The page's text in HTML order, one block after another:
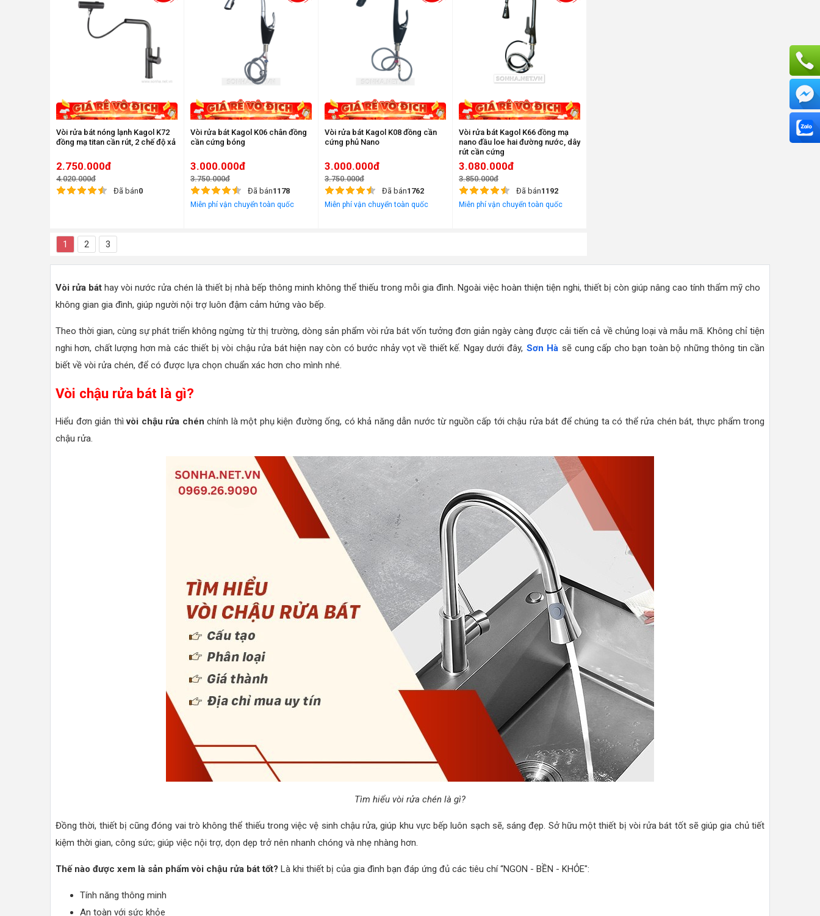
Vòi rửa bát nóng lạnh Kagol K72
đồng mạ titan cần rút, 2 chế độ xả
2.750.000đ
4.020.000đ
Đã bán0
Vòi rửa bát Kagol K06 chân đồng
cần cứng bóng
3.000.000đ
3.750.000đ
Đã bán1178
Miễn phí vận chuyển toàn quốc
Vòi rửa bát Kagol K08 đồng cần
cứng phủ Nano
3.000.000đ
3.750.000đ
Đã bán1762
Miễn phí vận chuyển toàn quốc
Vòi rửa bát Kagol K66 đồng mạ
nano đầu loe hai đường nước, dây
rút cần cứng
3.080.000đ
3.850.000đ
Đã bán1192
Miễn phí vận chuyển toàn quốc
1 2 3
Vòi rửa bát hay vòi nước rửa chén là thiết bị nhà bếp thông minh không thể thiếu trong mỗi gia đình. Ngoài việc hoàn thiện tiện nghi, thiết bị còn giúp nâng cao tính thẩm mỹ cho
không gian gia đình, giúp người nội trợ luôn đậm cảm hứng vào bếp.
Theo thời gian, cùng sự phát triển không ngừng từ thị trường, dòng sản phẩm vòi rửa bát vốn tưởng đơn giản ngày càng được cải tiến cả về chủng loại và mẫu mã. Không chỉ tiện
nghi hơn, chất lượng hơn mà các thiết bị vòi chậu rửa bát hiện nay còn có bước nhảy vọt về thiết kế. Ngay dưới đây, Sơn Hà sẽ cung cấp cho bạn toàn bộ những thông tin cần
biết về vòi rửa chén, để có được lựa chọn chuẩn xác hơn cho mình nhé.
Vòi chậu rửa bát là gì?
Hiểu đơn giản thìvòi chậu rửa chén chính là một phụ kiện đường ống, có khả năng dẫn nước từ nguồn cấp tới chậu rửa bát để chúng ta có thể rửa chén bát, thực phẩm trong
chậu rửa.
Tìm hiểu vòi rửa chén là gì?
Đồng thời, thiết bị cũng đóng vai trò không thể thiếu trong việc vệ sinh chậu rửa, giúp khu vực bếp luôn sạch sẽ, sáng đẹp. Sở hữu một thiết bị vòi rửa bát tốt sẽ giúp gia chủ tiết
kiệm thời gian, công sức; giúp việc nội trợ, dọn dẹp trở nên nhanh chóng và nhẹ nhàng hơn.
Thế nào được xem là sản phẩm vòi chậu rửa bát tốt? Là khi thiết bị của gia đình bạn đáp ứng đủ các tiêu chí “NGON - BỀN - KHỎE":
Tính năng thông minh
An toàn với sức khỏe